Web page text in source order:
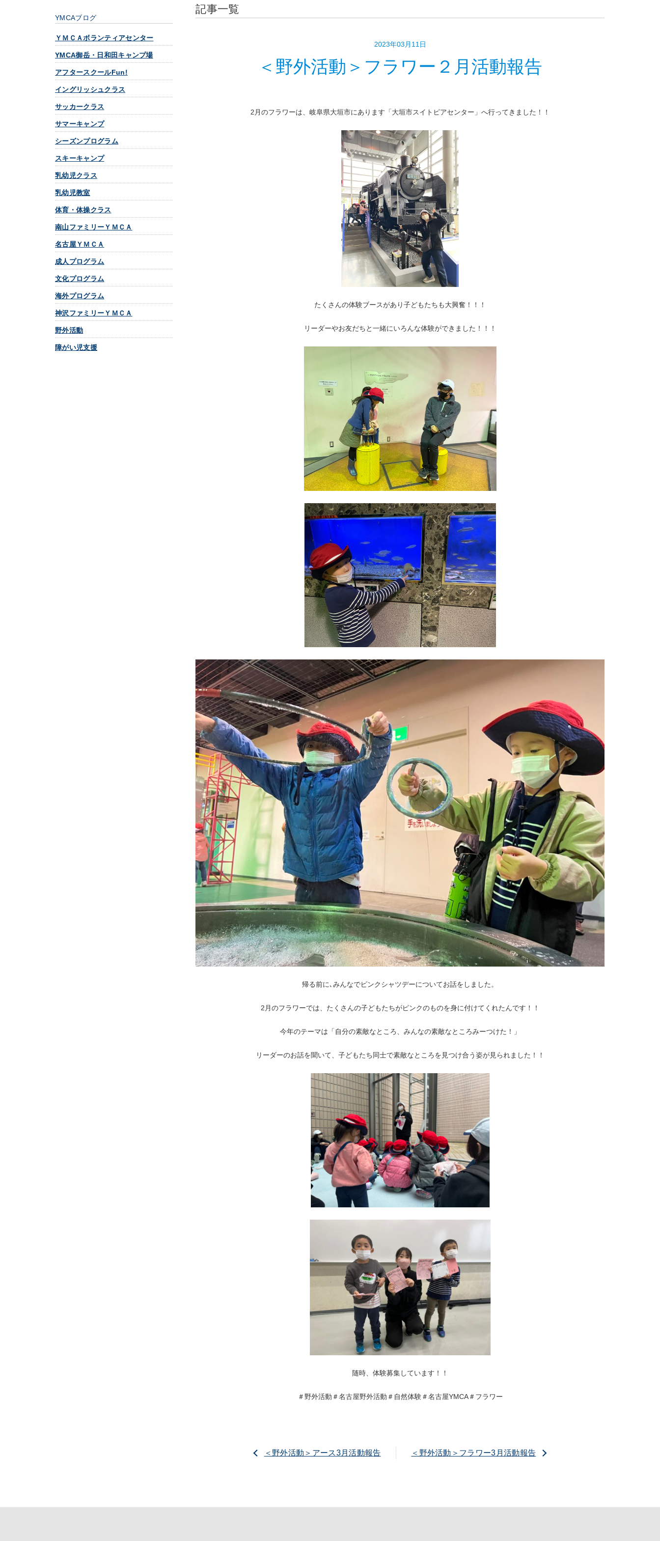
YMCAブログ
ＹＭＣＡボランティアセンター
YMCA御岳・日和田キャンプ場
アフタースクールFun!
イングリッシュクラス
サッカークラス
サマーキャンプ
シーズンプログラム
スキーキャンプ
乳幼児クラス
乳幼児教室
体育・体操クラス
南山ファミリーＹＭＣＡ
名古屋ＹＭＣＡ
成人プログラム
文化プログラム
海外プログラム
神沢ファミリーＹＭＣＡ
野外活動
障がい児支援
記事一覧
2023年03月11日
＜野外活動＞フラワー２月活動報告
2月のフラワーは、岐阜県大垣市にあります「大垣市スイトピアセンター」へ行ってきました！！
たくさんの体験ブースがあり子どもたちも大興奮！！！
リーダーやお友だちと一緒にいろんな体験ができました！！！
帰る前に､みんなでピンクシャツデーについてお話をしました。
2月のフラワーでは、たくさんの子どもたちがピンクのものを身に付けてくれたんです！！
今年のテーマは「自分の素敵なところ、みんなの素敵なところみーつけた！」
リーダーのお話を聞いて、子どもたち同士で素敵なところを見つけ合う姿が見られました！！
随時、体験募集しています！！
＃野外活動＃名古屋野外活動＃自然体験＃名古屋YMCA＃フラワー
＜野外活動＞アース3月活動報告 ＜野外活動＞フラワー3月活動報告